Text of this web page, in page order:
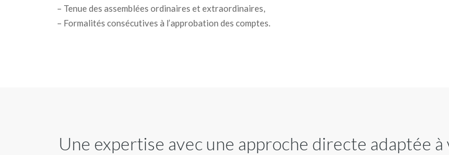
– Tenue des assemblées ordinaires et extraordinaires,
– Formalités consécutives à l’approbation des comptes.
Une expertise avec une approche directe adaptée